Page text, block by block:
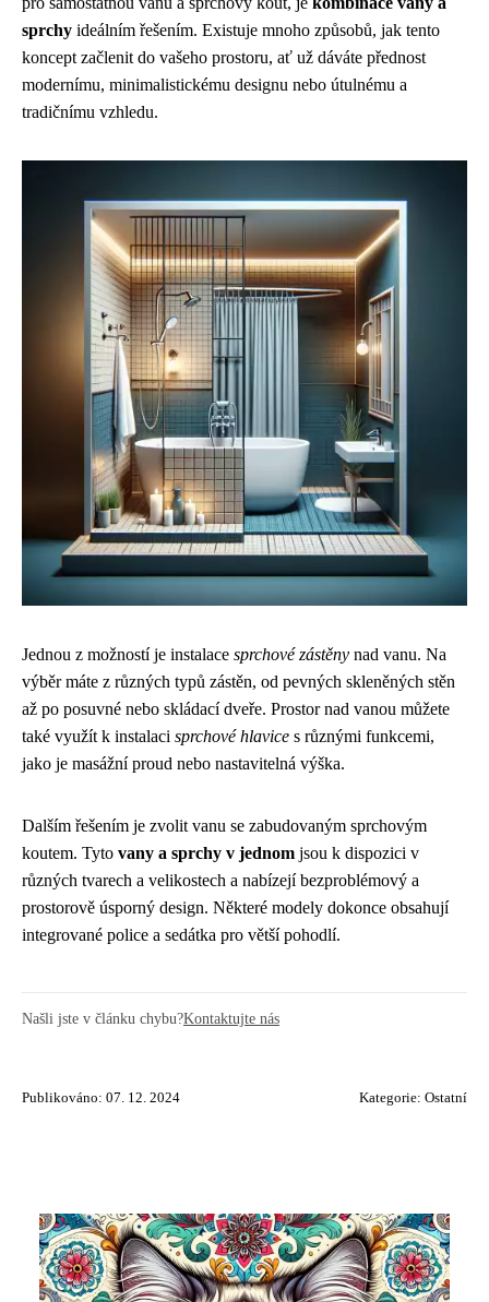
sprchy ideálním řešením. Existuje mnoho způsobů, jak tento
koncept začlenit do vašeho prostoru, ať už dáváte přednost
modernímu, minimalistickému designu nebo útulnému a
tradičnímu vzhledu.
Jednou z možností je instalace sprchové zástěny nad vanu. Na
výběr máte z různých typů zástěn, od pevných skleněných stěn
až po posuvné nebo skládací dveře. Prostor nad vanou můžete
také využít k instalaci sprchové hlavice s různými funkcemi,
jako je masážní proud nebo nastavitelná výška.
Dalším řešením je zvolit vanu se zabudovaným sprchovým
koutem. Tyto vany a sprchy v jednom jsou k dispozici v
různých tvarech a velikostech a nabízejí bezproblémový a
prostorově úsporný design. Některé modely dokonce obsahují
integrované police a sedátka pro větší pohodlí.
Našli jste v článku chybu?Kontaktujte nás
Publikováno: 07. 12. 2024 Kategorie: Ostatní